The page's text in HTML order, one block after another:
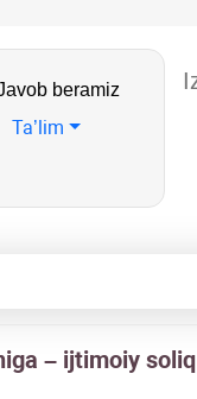
beramiz
Ta’lim
– ijtimoiy soliq